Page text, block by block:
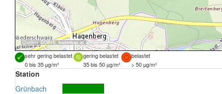
Quellen: DORIS,basemap.at
sehr gering belastet gering belastet
belastet
0 bis 35 µg/m³
35 bis 50 µg/m³ > 50 µg/m³
Station
Grünbach